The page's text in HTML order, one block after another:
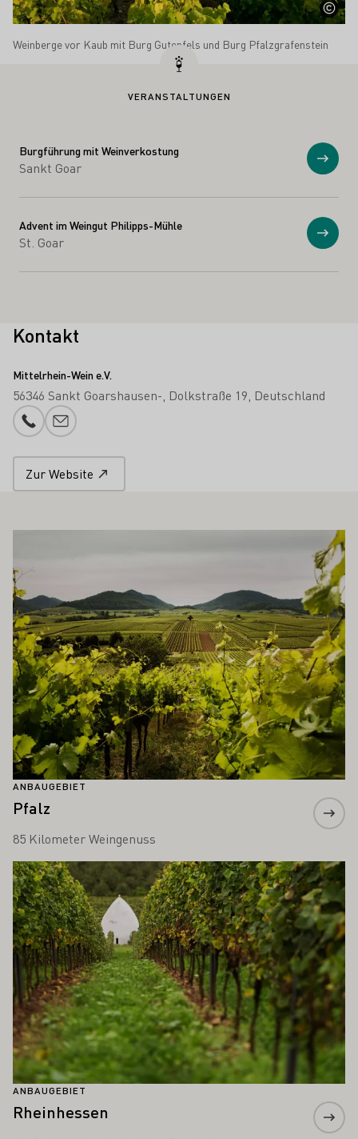
Weinberge vor Kaub mit Burg Gutenfels und Burg Pfalzgrafenstein
VERANSTALTUNGEN
Burgführung mit Weinverkostung
Sankt Goar
Advent im Weingut Philipps-Mühle
St. Goar
Kontakt
Mittelrhein-Wein e.V.
56346 Sankt Goarshausen- Dolkstraße 19 Deutschland
Telefonnummer
E-Mail-Adresse
Zur Website
INTERESSIEREN
ANBAUGEBIET
Pfalz
85 Kilometer Weingenuss
ANBAUGEBIET
Rheinhessen
Mehr erfahren